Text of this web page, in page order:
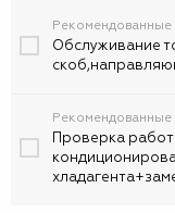
Рекомендованные
Обслуживание
Рекомендованные
Проверка